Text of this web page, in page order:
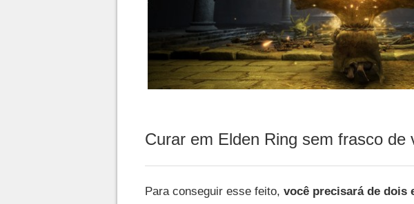
Curar em Elden Ring sem frasco de
Para conseguir esse feito, você precisará de dois